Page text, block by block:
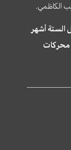
الكاظمي.
مرة خلال الستة أشهر
محركات